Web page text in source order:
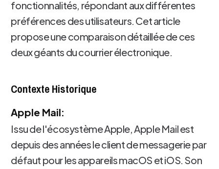
fonctionnalités, répondant aux différentes
préférences des utilisateurs. Cet article
propose une comparaison détaillée de ces
deux géants du courrier électronique.
Contexte Historique
Apple Mail:
Issu de l'écosystème Apple, Apple Mail est
depuis des années le client de messagerie par
défaut pour les appareils macOS et iOS. Son